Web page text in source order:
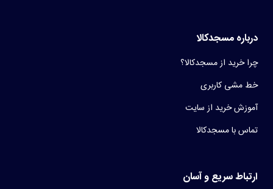
درباره مسجدکالا
چرا خرید از مسجدکالا؟
خط مشی کاربری
آموزش خرید از سایت
تماس با مسجدکالا
ارتباط سریع و آسان